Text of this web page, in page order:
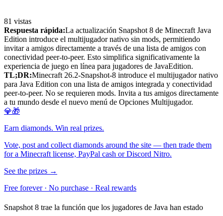
81 vistas
Respuesta rápida:La actualización Snapshot 8 de Minecraft Java
Edition introduce el multijugador nativo sin mods, permitiendo
invitar a amigos directamente a través de una lista de amigos con
conectividad peer-to-peer. Esto simplifica significativamente la
experiencia de juego en línea para jugadores de JavaEdition.
TL;DR:Minecraft 26.2-Snapshot-8 introduce el multijugador nativo
para Java Edition con una lista de amigos integrada y conectividad
peer-to-peer. No se requieren mods. Invita a tus amigos directamente
a tu mundo desde el nuevo menú de Opciones Multijugador.
💎🎁
Earn diamonds. Win real prizes.
Vote, post and collect diamonds around the site — then trade them
for a Minecraft license, PayPal cash or Discord Nitro.
See the prizes →
Free forever · No purchase · Real rewards
Snapshot 8 trae la función que los jugadores de Java han estado